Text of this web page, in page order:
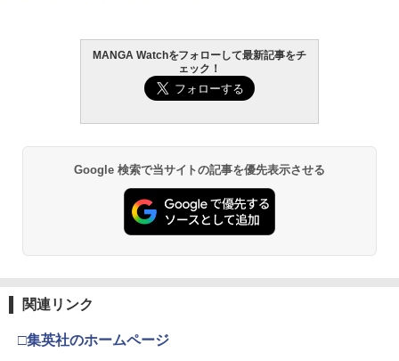
MANGA Watchをフォローして最新記事をチ
ェック！
Google 検索で当サイトの記事を優先表示させる
関連リンク
□集英社のホームページ